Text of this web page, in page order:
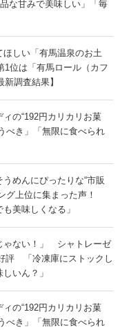
な甘みで美味しい」「毎
ほしい「有馬温泉のお土
位は「有馬ロール（カフ
調査結果】
の“192円カリカリお菓
べき」「無限に食べられ
めんにぴったりな“市販
上位に集まった声！
美味しくなる」
ゃない！」 シャトレーゼ
評 「冷凍庫にストックし
いん？」
の“192円カリカリお菓
べき」「無限に食べられ